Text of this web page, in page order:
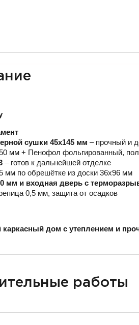
сушки 45х145 мм – прочный и
мм + Пенофол фольгированный,
– готов к дальнейшей отделке
мм по обрешётке из доски 36х96 мм
мм и входная дверь с
0,5 мм, защита от осадков
дом с утеплением и
работы